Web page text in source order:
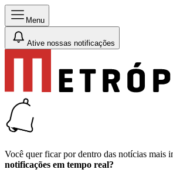
Menu
Ative nossas notificações
Você quer ficar por dentro das notícias mais
notificações em tempo real?